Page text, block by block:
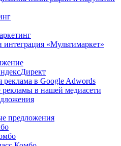
интеграция «Мультимаркет»
реклама в Google Adwords
в нашей медиасети
предложения